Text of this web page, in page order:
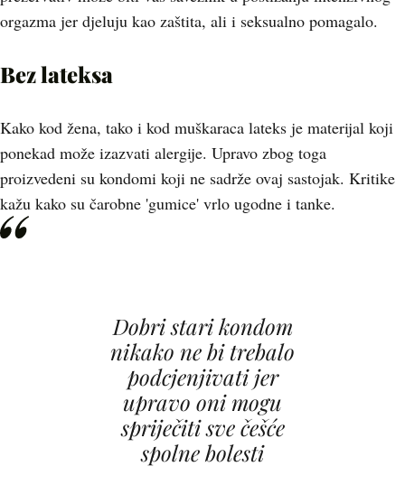
orgazma jer djeluju kao zaštita, ali i seksualno pomagalo.
Bez lateksa
Kako kod žena, tako i kod muškaraca lateks je materijal koji
ponekad može izazvati alergije. Upravo zbog toga
proizvedeni su kondomi koji ne sadrže ovaj sastojak. Kritike
kažu kako su čarobne 'gumice' vrlo ugodne i tanke.
Dobri stari kondom
nikako ne bi trebalo
podcjenjivati jer
upravo oni mogu
spriječiti sve češće
spolne bolesti